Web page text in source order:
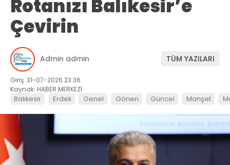
Rotanızı Balıkesir’e
Çevirin
Admin admin TÜM YAZILARI
Giriş: 31-07-2026 23:36
Kaynak: HABER MERKEZİ
Balıkesir Erdek Genel Gönen Güncel Manşet